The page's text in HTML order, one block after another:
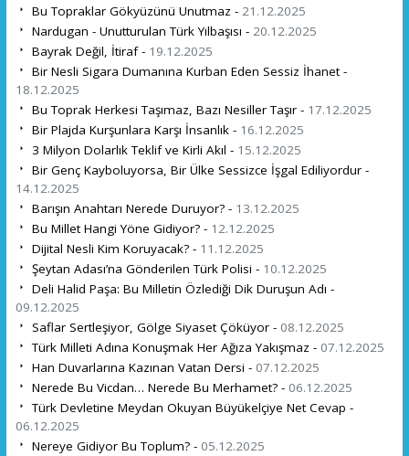
Bu Topraklar Gökyüzünü Unutmaz - 21.12.2025
Nardugan - Unutturulan Türk Yılbaşısı - 20.12.2025
Bayrak Değil, İtiraf - 19.12.2025
Bir Nesli Sigara Dumanına Kurban Eden Sessiz İhanet -
18.12.2025
Bu Toprak Herkesi Taşımaz, Bazı Nesiller Taşır - 17.12.2025
Bir Plajda Kurşunlara Karşı İnsanlık - 16.12.2025
3 Milyon Dolarlık Teklif ve Kirli Akıl - 15.12.2025
Bir Genç Kayboluyorsa, Bir Ülke Sessizce İşgal Ediliyordur -
14.12.2025
Barışın Anahtarı Nerede Duruyor? - 13.12.2025
Bu Millet Hangi Yöne Gidiyor? - 12.12.2025
Dijital Nesli Kim Koruyacak? - 11.12.2025
Şeytan Adası’na Gönderilen Türk Polisi - 10.12.2025
Deli Halid Paşa: Bu Milletin Özlediği Dik Duruşun Adı -
09.12.2025
Saflar Sertleşiyor, Gölge Siyaset Çöküyor - 08.12.2025
Türk Milleti Adına Konuşmak Her Ağıza Yakışmaz - 07.12.2025
Han Duvarlarına Kazınan Vatan Dersi - 07.12.2025
Nerede Bu Vicdan… Nerede Bu Merhamet? - 06.12.2025
Türk Devletine Meydan Okuyan Büyükelçiye Net Cevap -
06.12.2025
Nereye Gidiyor Bu Toplum? - 05.12.2025